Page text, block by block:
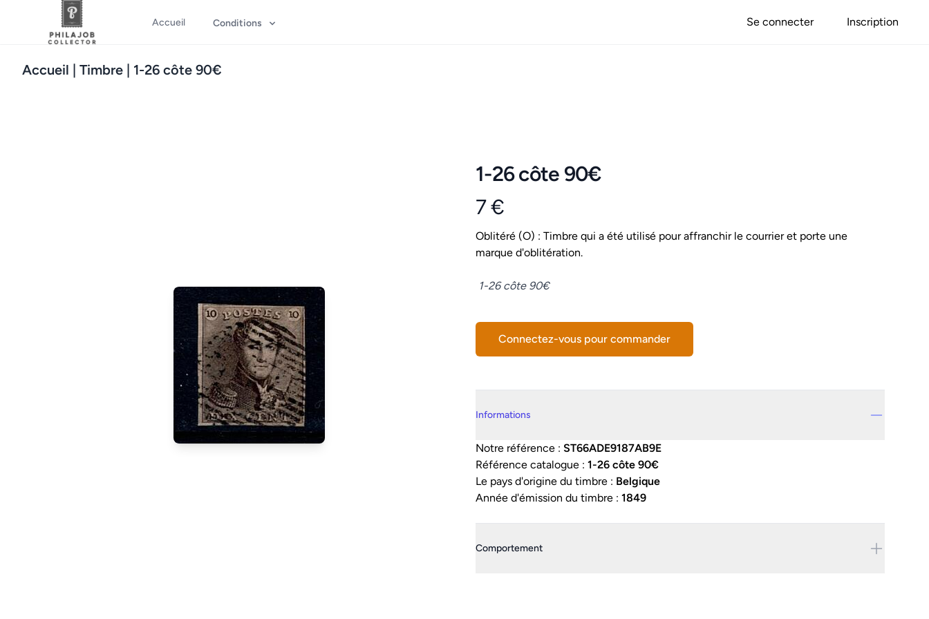
Accueil Conditions Se connecter Inscription
Accueil | Timbre | 1-26 côte 90€
1-26 côte 90€
Product information
7 €
Conditions
Oblitéré (O) : Timbre qui a été utilisé pour affranchir le courrier et porte une
marque d'oblitération.
Description
1-26 côte 90€
Connectez-vous pour commander
Informations
Notre référence : ST66ADE9187AB9E
Référence catalogue : 1-26 côte 90€
Le pays d'origine du timbre : Belgique
Année d'émission du timbre : 1849
Comportement